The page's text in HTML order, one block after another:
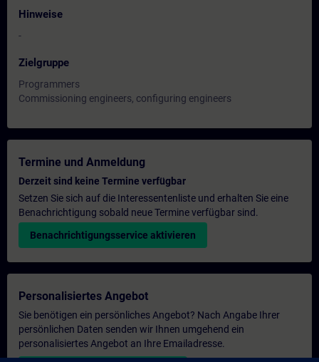
Hinweise
-
Zielgruppe
Programmers
Commissioning engineers, configuring engineers
Termine und Anmeldung
Derzeit sind keine Termine verfügbar
Setzen Sie sich auf die Interessentenliste und erhalten Sie eine
Benachrichtigung sobald neue Termine verfügbar sind.
Benachrichtigungsservice aktivieren
Personalisiertes Angebot
Sie benötigen ein persönliches Angebot? Nach Angabe Ihrer
persönlichen Daten senden wir Ihnen umgehend ein
personalisiertes Angebot an Ihre Emailadresse.